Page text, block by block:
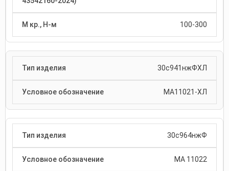
100-300
30с941нжФХЛ
МА11021-ХЛ
30с964нжФ
МА 11022